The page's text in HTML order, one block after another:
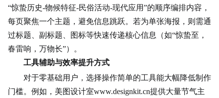
“惊蛰历史-物候特征-民俗活动-现代应用”的顺序编排内容，
每页聚焦一个主题，避免信息跳跃。若为单张海报，则需通
过标题、副标题、
图标等快速传递核心信息（如“惊蛰至，
春雷响，万物长”）。
工具辅助与效率提升方式
对于零基础用户，选择操作简单的工具能大幅降低制作
门槛。例如，美图设计室www.designkit.cn提供大量节气主